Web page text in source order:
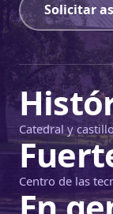
Solicitar
Catedral y
Centro de las